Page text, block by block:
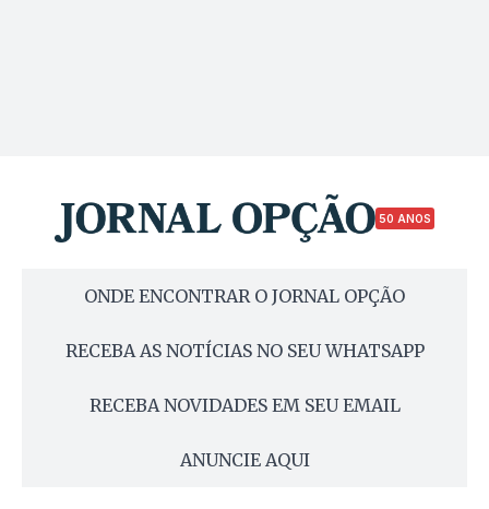
50 ANOS
ONDE ENCONTRAR O JORNAL OPÇÃO
RECEBA AS NOTÍCIAS NO SEU WHATSAPP
RECEBA NOVIDADES EM SEU EMAIL
ANUNCIE AQUI